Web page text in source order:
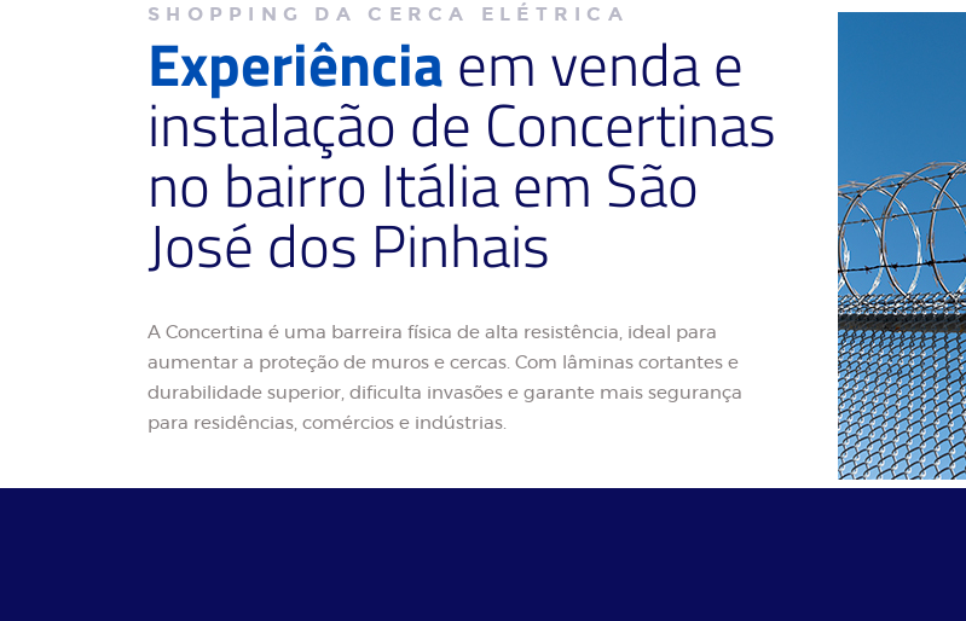
SHOPPING DA CERCA ELÉTRICA
Experiênciaem venda e
instalação de Concertinas
no bairro Itália em São
José dos Pinhais
A Concertina é uma barreira física de alta resistência, ideal para
aumentar a proteção de muros e cercas. Com lâminas cortantes e
durabilidade superior, dificulta invasões e garante mais segurança
para residências, comércios e indústrias.